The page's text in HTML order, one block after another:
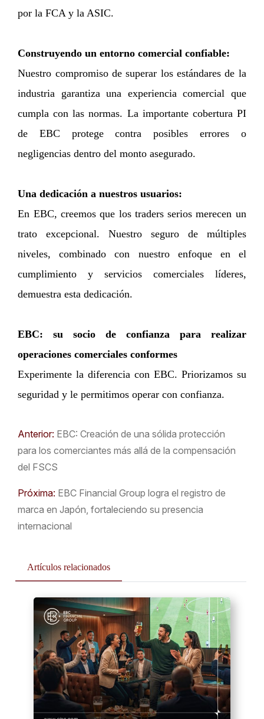
por la FCA y la ASIC.
Construyendo un entorno comercial confiable:
Nuestro compromiso de superar los estándares de la
industria garantiza una experiencia comercial que
cumpla con las normas. La importante cobertura PI
de EBC protege contra posibles errores o
negligencias dentro del monto asegurado.
Una dedicación a nuestros usuarios:
En EBC, creemos que los traders serios merecen un
trato excepcional. Nuestro seguro de múltiples
niveles, combinado con nuestro enfoque en el
cumplimiento y servicios comerciales líderes,
demuestra esta dedicación.
EBC: su socio de confianza para realizar
operaciones comerciales conformes
Experimente la diferencia con EBC. Priorizamos su
seguridad y le permitimos operar con confianza.
Anterior: EBC: Creación de una sólida protección
para los comerciantes más allá de la compensación
del FSCS
Próxima: ​EBC Financial Group logra el registro de
marca en Japón, fortaleciendo su presencia
internacional
Artículos relacionados